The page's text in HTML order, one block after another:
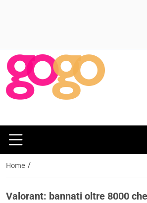
Home /
Valorant: bannati oltre 8000